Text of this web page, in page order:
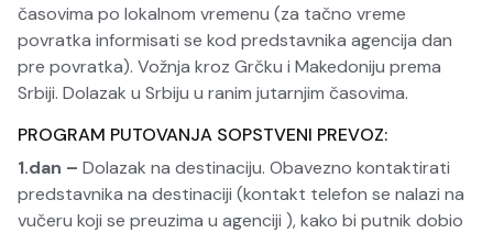
časovima po lokalnom vremenu (za tačno vreme
povratka informisati se kod predstavnika agencija dan
pre povratka). Vožnja kroz Grčku i Makedoniju prema
Srbiji. Dolazak u Srbiju u ranim jutarnjim časovima.
PROGRAM PUTOVANJA SOPSTVENI PREVOZ:
1.dan – Dolazak na destinaciju. Obavezno kontaktirati
predstavnika na destinaciji (kontakt telefon se nalazi na
vučeru koji se preuzima u agenciji ), kako bi putnik dobio